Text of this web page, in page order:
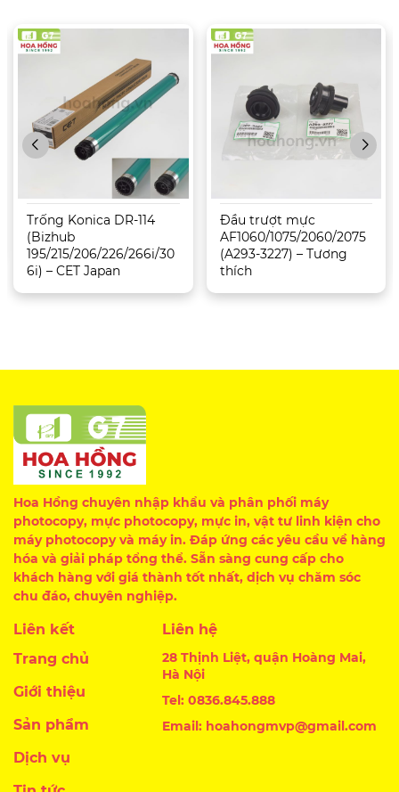
Trống Konica DR-114
(Bizhub
195/215/206/226/266i/30
6i) – CET Japan
Đầu trượt mực
AF1060/1075/2060/2075
(A293-3227) – Tương
thích
Hoa Hồng chuyên nhập khẩu và phân phối máy
photocopy, mực photocopy, mực in, vật tư linh kiện cho
máy photocopy và máy in. Đáp ứng các yêu cầu về hàng
hóa và giải pháp tổng thể. Sẵn sàng cung cấp cho
khách hàng với giá thành tốt nhất, dịch vụ chăm sóc
chu đáo, chuyên nghiệp.
Liên kết
Trang chủ
Giới thiệu
Sản phẩm
Dịch vụ
Liên hệ
28 Thịnh Liệt, quận Hoàng Mai,
Hà Nội
Tel: 0836.845.888
Email: hoahongmvp@gmail.com